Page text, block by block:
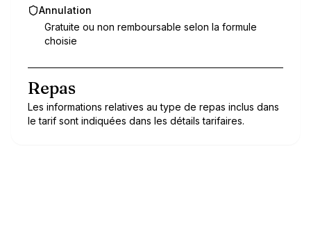
Annulation
Gratuite ou non remboursable selon la formule
choisie
Repas
Les informations relatives au type de repas inclus dans
le tarif sont indiquées dans les détails tarifaires.